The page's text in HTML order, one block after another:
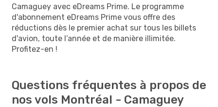
Camaguey avec eDreams Prime. Le programme
d'abonnement eDreams Prime vous offre des
réductions dès le premier achat sur tous les billets
d'avion, toute l’année et de manière illimitée.
Profitez-en !
Questions fréquentes à propos de
nos vols Montréal - Camaguey